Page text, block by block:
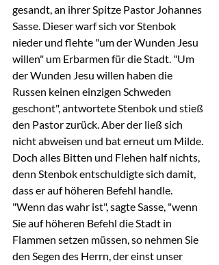
gesandt, an ihrer Spitze Pastor Johannes
Sasse. Dieser warf sich vor Stenbok
nieder und flehte "um der Wunden Jesu
willen" um Erbarmen für die Stadt. "Um
der Wunden Jesu willen haben die
Russen keinen einzigen Schweden
geschont", antwortete Stenbok und stieß
den Pastor zurück. Aber der ließ sich
nicht abweisen und bat erneut um Milde.
Doch alles Bitten und Flehen half nichts,
denn Stenbok entschuldigte sich damit,
dass er auf höheren Befehl handle.
"Wenn das wahr ist", sagte Sasse, "wenn
Sie auf höheren Befehl die Stadt in
Flammen setzen müssen, so nehmen Sie
den Segen des Herrn, der einst unser